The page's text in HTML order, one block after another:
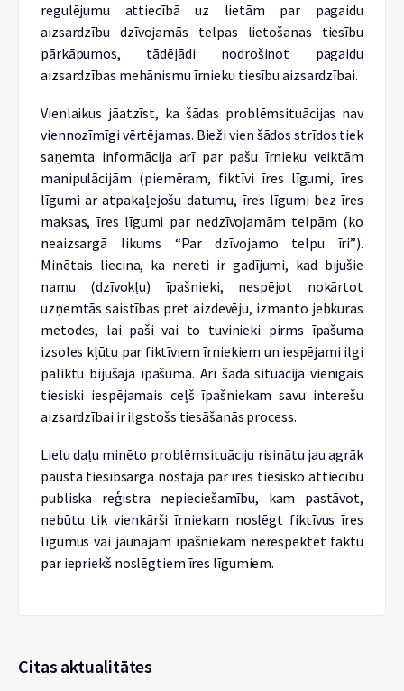
regulējumu attiecībā uz lietām par pagaidu
aizsardzību dzīvojamās telpas lietošanas tiesību
pārkāpumos, tādējādi nodrošinot pagaidu
aizsardzības mehānismu īrnieku tiesību aizsardzībai.
Vienlaikus jāatzīst, ka šādas problēmsituācijas nav
viennozīmīgi vērtējamas. Bieži vien šādos strīdos tiek
saņemta informācija arī par pašu īrnieku veiktām
manipulācijām (piemēram, fiktīvi īres līgumi, īres
līgumi ar atpakaļejošu datumu, īres līgumi bez īres
maksas, īres līgumi par nedzīvojamām telpām (ko
neaizsargā likums “Par dzīvojamo telpu īri”).
Minētais liecina, ka nereti ir gadījumi, kad bijušie
namu (dzīvokļu) īpašnieki, nespējot nokārtot
uzņemtās saistības pret aizdevēju, izmanto jebkuras
metodes, lai paši vai to tuvinieki pirms īpašuma
izsoles kļūtu par fiktīviem īrniekiem un iespējami ilgi
paliktu bijušajā īpašumā. Arī šādā situācijā vienīgais
tiesiski iespējamais ceļš īpašniekam savu interešu
aizsardzībai ir ilgstošs tiesāšanās process.
Lielu daļu minēto problēmsituāciju risinātu jau agrāk
paustā tiesībsarga nostāja par īres tiesisko attiecību
publiska reģistra nepieciešamību, kam pastāvot,
nebūtu tik vienkārši īrniekam noslēgt fiktīvus īres
līgumus vai jaunajam īpašniekam nerespektēt faktu
par iepriekš noslēgtiem īres līgumiem.
Citas aktualitātes